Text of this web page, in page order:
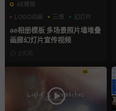
AE模板
LOGO动画
三维 幻灯片
ae相册模板 多场景照片墙堆叠
画廊幻灯片宣传视频
2天前